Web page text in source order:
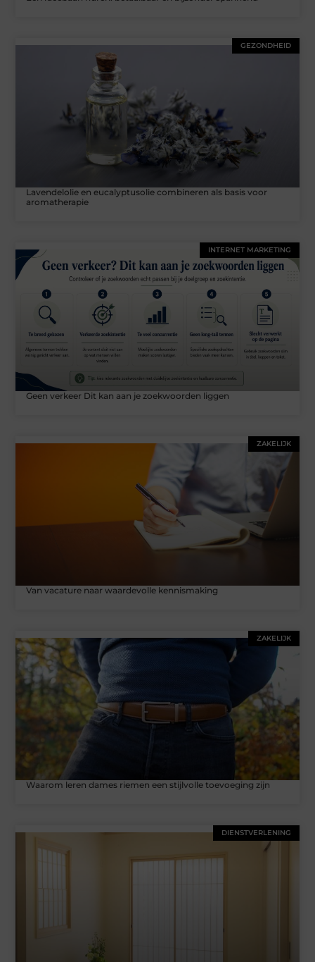
GEZONDHEID
Lavendelolie en eucalyptusolie combineren als basis voor
aromatherapie
INTERNET MARKETING
Geen verkeer Dit kan aan je zoekwoorden liggen
ZAKELIJK
Van vacature naar waardevolle kennismaking
ZAKELIJK
Waarom leren dames riemen een stijlvolle toevoeging zijn
DIENSTVERLENING